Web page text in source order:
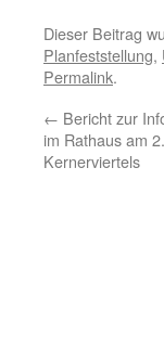
Dieser Beitrag
Planfeststellung,
Permalink.
← Bericht zur
im Rathaus am
Kernerviertels